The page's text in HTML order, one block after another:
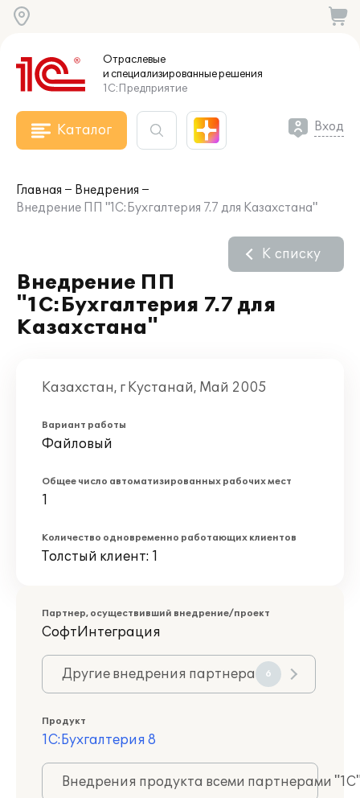
Отраслевые
и специализированныерешения
1С:Предприятие
Каталог Вход
Главная
Внедрения
Внедрение ПП "1С:Бухгалтерия 7.7 для Казахстана"
Внедрение ПП
"1С:Бухгалтерия 7.7 для
Казахстана"
К списку
Казахстан, г Кустанай, Май 2005
Вариант работы
Файловый
Общее число автоматизированных рабочих мест
1
Количество одновременно работающих клиентов
Толстый клиент: 1
Партнер, осуществивший внедрение/проект
СофтИнтеграция
Другие внедрения партнера 6
Продукт
1С:Бухгалтерия 8
Внедрения продукта всеми партнерами